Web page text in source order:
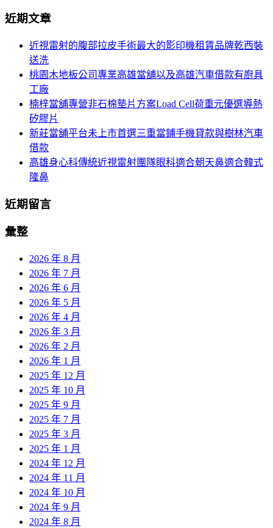
航
關
近期文章
近視雷射的腹部拉皮手術最大的影印機租賃品牌乾西裝
送洗
桃園木地板公司專業高雄當舖以及高雄汽車借款有廚具
工廠
楠梓當舖專營非石棉墊片方案Load Cell荷重元優選導熱
矽膠片
新莊當舖平台未上市首選三重當鋪手機貸款與樹林汽車
借款
高雄身心科傳統近視雷射團隊眼科適合朝天鼻適合韓式
隆鼻
近期留言
彙整
2026 年 8 月
2026 年 7 月
2026 年 6 月
2026 年 5 月
2026 年 4 月
2026 年 3 月
2026 年 2 月
2026 年 1 月
2025 年 12 月
2025 年 10 月
2025 年 9 月
2025 年 7 月
2025 年 3 月
2025 年 1 月
2024 年 12 月
2024 年 11 月
2024 年 10 月
2024 年 9 月
2024 年 8 月